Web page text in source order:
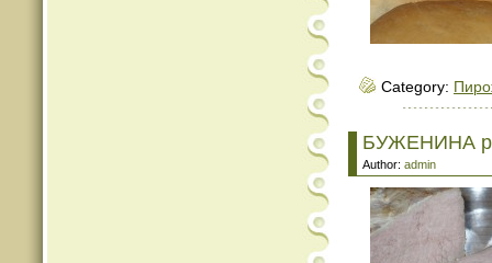
Category:
БУЖЕНИНА
Author: admin